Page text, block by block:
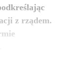
z rządem.